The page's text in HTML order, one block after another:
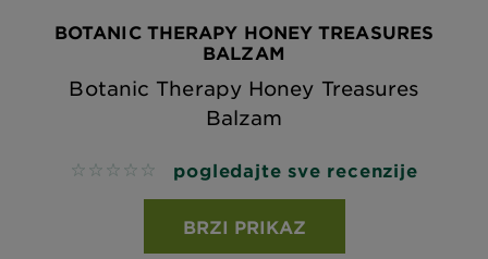
BOTANIC THERAPY HONEY TREASURES
BALZAM
Botanic Therapy Honey Treasures
Balzam
No reviews pogledajte sve recenzije
BRZI PRIKAZ